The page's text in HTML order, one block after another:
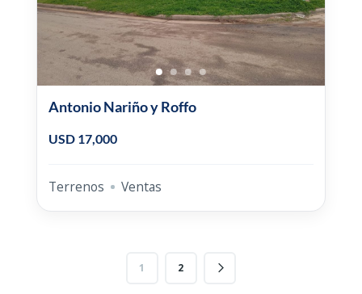
Antonio Nariño y Roffo
USD 17,000
Terrenos Ventas
1 2